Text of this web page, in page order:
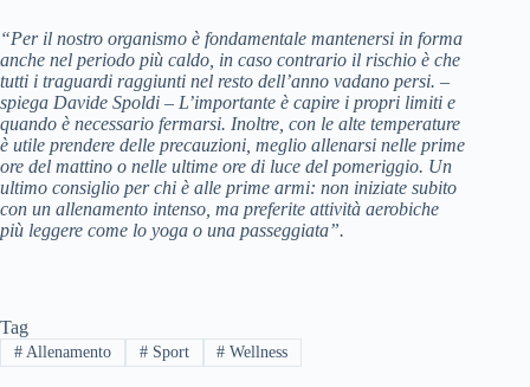
“Per il nostro organismo è fondamentale mantenersi in forma
anche nel periodo più caldo, in caso contrario il rischio è che
tutti i traguardi raggiunti nel resto dell’anno vadano persi. –
spiega Davide Spoldi – L’importante è capire i propri limiti e
quando è necessario fermarsi. Inoltre, con le alte temperature
è utile prendere delle precauzioni, meglio allenarsi nelle prime
ore del mattino o nelle ultime ore di luce del pomeriggio. Un
ultimo consiglio per chi è alle prime armi: non iniziate subito
con un allenamento intenso, ma preferite attività aerobiche
più leggere come lo yoga o una passeggiata”.
Tag
#Allenamento #Sport # Wellness